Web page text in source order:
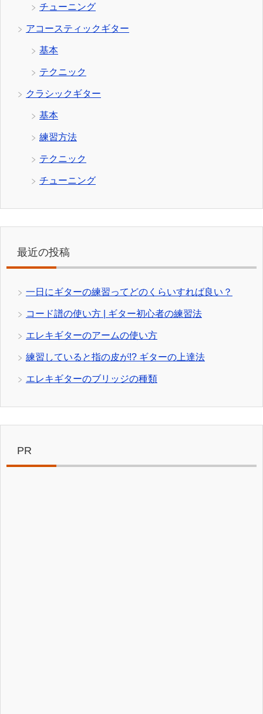
チューニング
アコースティックギター
基本
テクニック
クラシックギター
基本
練習方法
テクニック
チューニング
最近の投稿
一日にギターの練習ってどのくらいすれば良い？
コード譜の使い方 | ギター初心者の練習法
エレキギターのアームの使い方
練習していると指の皮が!? ギターの上達法
エレキギターのブリッジの種類
PR